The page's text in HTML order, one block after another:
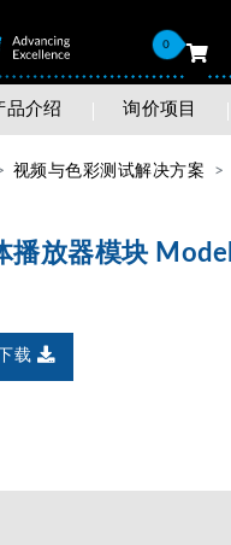
0
品介绍 询价项目
视频与色彩测试解决方案
播放器模块 Model
载